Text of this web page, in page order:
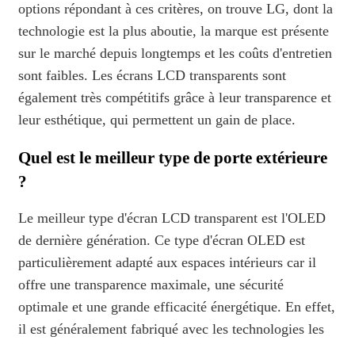
options répondant à ces critères, on trouve LG, dont la
technologie est la plus aboutie, la marque est présente
sur le marché depuis longtemps et les coûts d'entretien
sont faibles. Les écrans LCD transparents sont
également très compétitifs grâce à leur transparence et
leur esthétique, qui permettent un gain de place.
Quel est le meilleur type de porte extérieure
?
Le meilleur type d'écran LCD transparent est l'OLED
de dernière génération. Ce type d'écran OLED est
particulièrement adapté aux espaces intérieurs car il
offre une transparence maximale, une sécurité
optimale et une grande efficacité énergétique. En effet,
il est généralement fabriqué avec les technologies les